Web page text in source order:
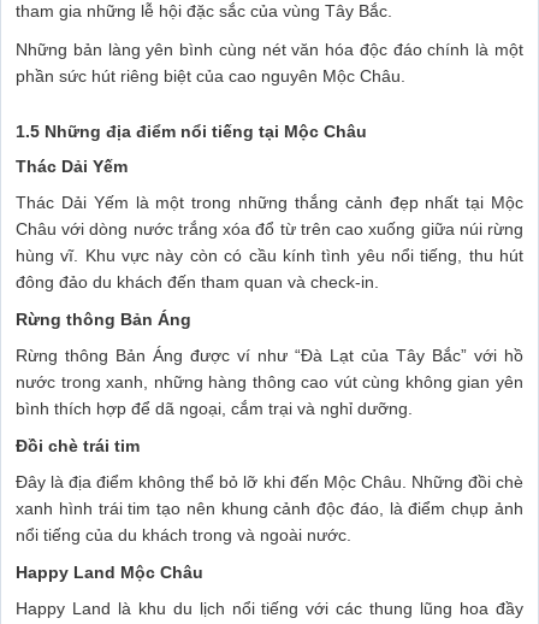
tham gia những lễ hội đặc sắc của vùng Tây Bắc.
Những bản làng yên bình cùng nét văn hóa độc đáo chính là một
phần sức hút riêng biệt của cao nguyên Mộc Châu.
1.5 Những địa điểm nổi tiếng tại Mộc Châu
Thác Dải Yếm
Thác Dải Yếm là một trong những thắng cảnh đẹp nhất tại Mộc
Châu với dòng nước trắng xóa đổ từ trên cao xuống giữa núi rừng
hùng vĩ. Khu vực này còn có cầu kính tình yêu nổi tiếng, thu hút
đông đảo du khách đến tham quan và check-in.
Rừng thông Bản Áng
Rừng thông Bản Áng được ví như “Đà Lạt của Tây Bắc” với hồ
nước trong xanh, những hàng thông cao vút cùng không gian yên
bình thích hợp để dã ngoại, cắm trại và nghỉ dưỡng.
Đồi chè trái tim
Đây là địa điểm không thể bỏ lỡ khi đến Mộc Châu. Những đồi chè
xanh hình trái tim tạo nên khung cảnh độc đáo, là điểm chụp ảnh
nổi tiếng của du khách trong và ngoài nước.
Happy Land Mộc Châu
Happy Land là khu du lịch nổi tiếng với các thung lũng hoa đầy